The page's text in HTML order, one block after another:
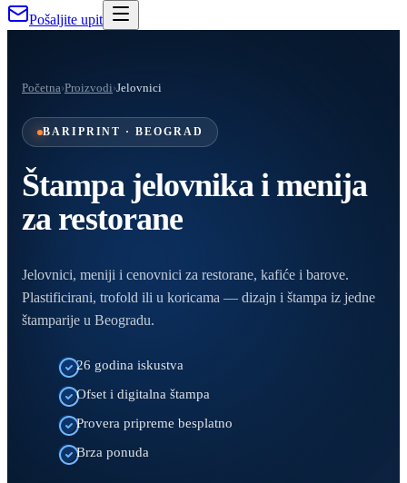
Pošaljite upit
Početna›Proizvodi›Jelovnici
BARIPRINT · BEOGRAD
Štampa jelovnika i menija
za restorane
Jelovnici, meniji i cenovnici za restorane, kafiće i barove.
Plastificirani, trofold ili u koricama — dizajn i štampa iz jedne
štamparije u Beogradu.
26 godina iskustva
Ofset i digitalna štampa
Provera pripreme besplatno
Brza ponuda